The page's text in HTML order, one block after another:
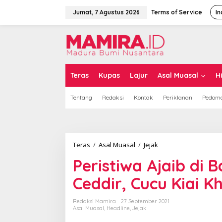
Jumat, 7 Agustus 2026 Terms of Service
Teras Kupas Lajur Asal Muasal
Tentang Redaksi Kontak Periklanan
Teras / Asal Muasal / Jejak
r
i
s
t
i
Peristiwa Ajaib di
Ceddir, Cucu Kiai
Redaksi Mamira
27 September 2021
Asal Muasal, Headline, Jejak